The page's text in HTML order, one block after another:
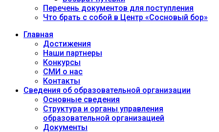
Перечень документов для поступления
Что брать с собой в Центр «Сосновый бор»
Главная
Достижения
Наши партнеры
Конкурсы
СМИ о нас
Контакты
Сведения об образовательной организации
Основные сведения
Структура и органы управления
образовательной организацией
Документы